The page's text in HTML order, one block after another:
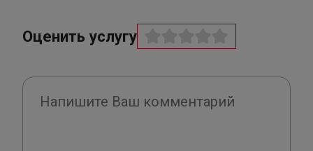
Оценить услугу